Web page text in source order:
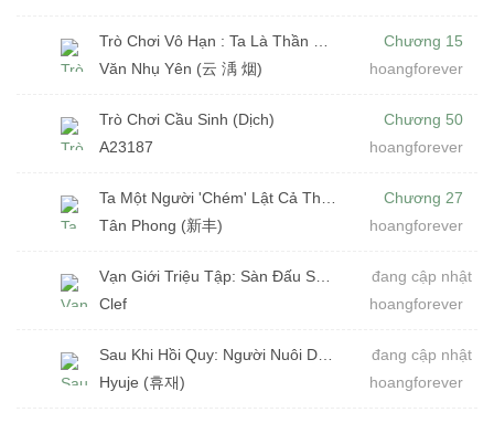
Văn Nhụ Yên (云 渪 烟)
Chương 15
hoangforever
Trò Chơi Cầu Sinh (Dịch)
A23187
Chương 50
hoangforever
Tân Phong (新丰)
Chương 27
hoangforever
Clef
đang cập nhật
hoangforever
Hyuje (휴재)
đang cập nhật
hoangforever